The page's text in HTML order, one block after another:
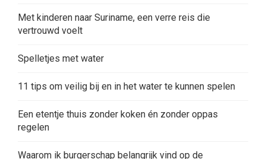
Met kinderen naar Suriname, een verre reis die
vertrouwd voelt
Spelletjes met water
11 tips om veilig bij en in het water te kunnen spelen
Een etentje thuis zonder koken én zonder oppas
regelen
Waarom ik burgerschap belangrijk vind op de